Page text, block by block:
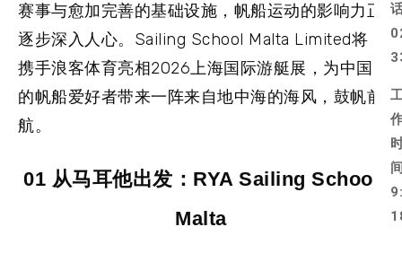
赛事与愈加完善的基础设施，帆船运动的影响力正
逐步深入人心。Sailing School Malta Limited将
携手浪客体育亮相2026上海国际游艇展，为中国
的帆船爱好者带来一阵来自地中海的海风，鼓帆前
航。
01 从马耳他出发：RYA Sailing School
Malta